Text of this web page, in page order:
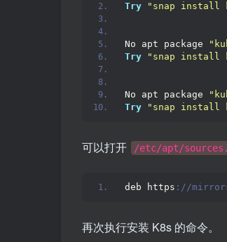
Try
"snap install
No apt package
Try
"snap install
No apt package
Try
"snap install
可以打开 /etc/apt/
deb https ://
再次执行安装 K8s 的命令。